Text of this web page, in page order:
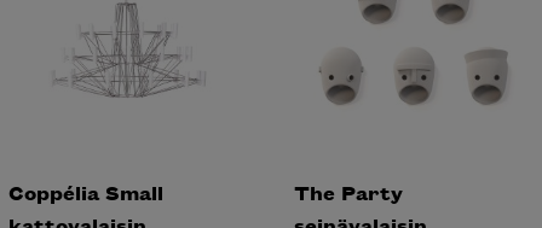
Coppélia Small
The Party